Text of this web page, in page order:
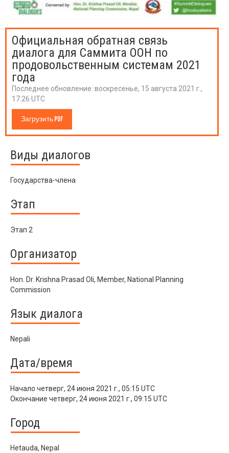
Официальная обратная связь
диалога для Саммита ООН по
продовольственным системам 2021
года
Последнее обновление: воскресенье, 15 августа 2021 г.,
17:26 UTC
Загрузить PDF
Виды диалогов
Государства-члена
Этап
Этап 2
Организатор
Hon. Dr. Krishna Prasad Oli, Member, National Planning
Commission
Язык диалога
Nepali
Дата/время
Начало четверг, 24 июня 2021 г., 05:15 UTC
Окончание четверг, 24 июня 2021 г., 09:15 UTC
Город
Hetauda, Nepal